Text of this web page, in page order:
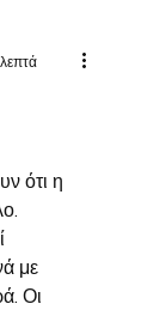
ότι η
με
Οι